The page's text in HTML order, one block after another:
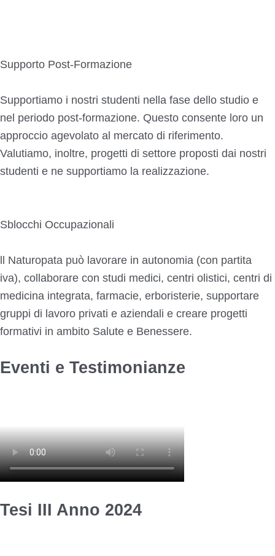
Supporto Post-Formazione
Supportiamo i nostri studenti nella fase dello studio e
nel periodo post-formazione. Questo consente loro un
approccio agevolato al mercato di riferimento.
Valutiamo, inoltre, progetti di settore proposti dai nostri
studenti e ne supportiamo la realizzazione.
Sblocchi Occupazionali
ll Naturopata può lavorare in autonomia (con partita
iva), collaborare con studi medici, centri olistici, centri di
medicina integrata, farmacie, erboristerie, supportare
gruppi di lavoro privati e aziendali e creare progetti
formativi in ambito Salute e Benessere.
Eventi e Testimonianze
Tesi III Anno 2024